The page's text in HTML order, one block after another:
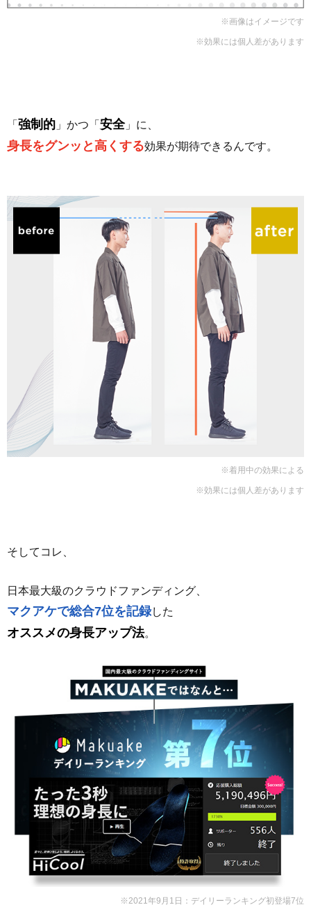
※画像はイメージです
※効果には個人差があります
「 強制的 」かつ「 安全」に、
身長をグンッと高くする効果が期待できるんです。
※着用中の効果による
※効果には個人差があります
そしてコレ、
日本最大級のクラウドファンディング、
マクアケで総合7位を記録した
オススメの身長アップ法。
※2021年9月1日：デイリーランキング初登場7位